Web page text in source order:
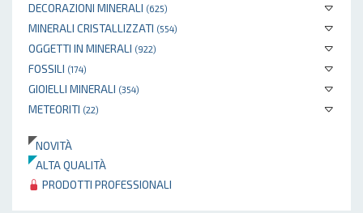
DECORAZIONI MINERALI (625)
MINERALI CRISTALLIZZATI (554)
OGGETTI IN MINERALI (922)
FOSSILI (174)
GIOIELLI MINERALI (354)
METEORITI (22)
NOVITÀ
ALTA QUALITÀ
PRODOTTI PROFESSIONALI